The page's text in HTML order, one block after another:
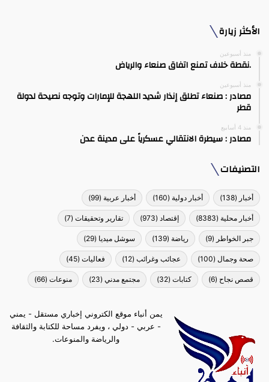
الأكثر زيارة
منذ أسبوعين
.نقطة خلاف تمنع اتفاق صنعاء والرياض
منذ أسبوعين
مصادر : صنعاء تطلق إنذار شديد اللهجة للإمارات وتوجه نصيحة لدولة
قطر
منذ 4 أسابيع
مصادر : سيطرة الانتقالي عسكرياً على مدينة عدن
التصنيفات
أخبار (138) أخبار دولية (160) أخبار عربية (99)
أخبار محلية (8383) إقتصاد (973) تقارير وتحقيقات (7)
جبر الخواطر (9) رياضة (139) سوشل ميديا (29)
صحة وجمال (100) عجائب وغرائب (12) فعاليات (45)
قصص نجاح (6) كتابات (32) مجتمع مدني (23) منوعات (66)
يمن أنباء موقع الكتروني إخباري مستقل - يمني
- عربي - دولي ، ويفرد مساحة للكتابة والثقافة
والرياضة والمنوعات.